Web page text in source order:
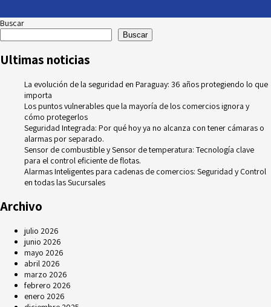
Buscar
Buscar
Ultimas noticias
La evolución de la seguridad en Paraguay: 36 años protegiendo lo que
importa
Los puntos vulnerables que la mayoría de los comercios ignora y
cómo protegerlos
Seguridad Integrada: Por qué hoy ya no alcanza con tener cámaras o
alarmas por separado.
Sensor de combustible y Sensor de temperatura: Tecnología clave
para el control eficiente de flotas.
Alarmas Inteligentes para cadenas de comercios: Seguridad y Control
en todas las Sucursales
Archivo
julio 2026
junio 2026
mayo 2026
abril 2026
marzo 2026
febrero 2026
enero 2026